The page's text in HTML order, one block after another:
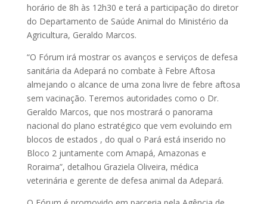
horário de 8h às 12h30 e terá a participação do diretor
do Departamento de Saúde Animal do Ministério da
Agricultura, Geraldo Marcos.
“O Fórum irá mostrar os avanços e serviços de defesa
sanitária da Adepará no combate à Febre Aftosa
almejando o alcance de uma zona livre de febre aftosa
sem vacinação. Teremos autoridades como o Dr.
Geraldo Marcos, que nos mostrará o panorama
nacional do plano estratégico que vem evoluindo em
blocos de estados , do qual o Pará está inserido no
Bloco 2 juntamente com Amapá, Amazonas e
Roraima”, detalhou Graziela Oliveira, médica
veterinária e gerente de defesa animal da Adepará.